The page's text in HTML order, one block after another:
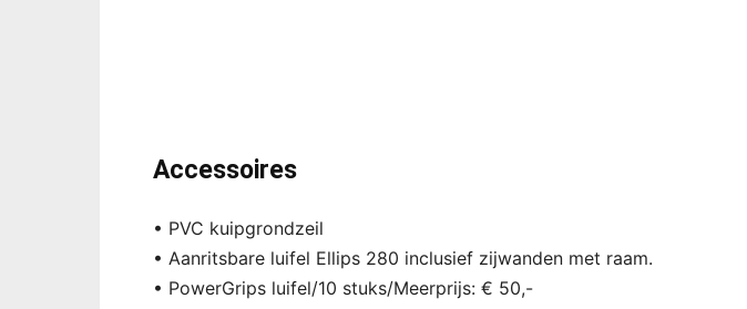
Accessoires
• PVC kuipgrondzeil
• Aanritsbare luifel Ellips 280 inclusief zijwanden met raam.
• PowerGrips luifel/10 stuks/Meerprijs: € 50,-